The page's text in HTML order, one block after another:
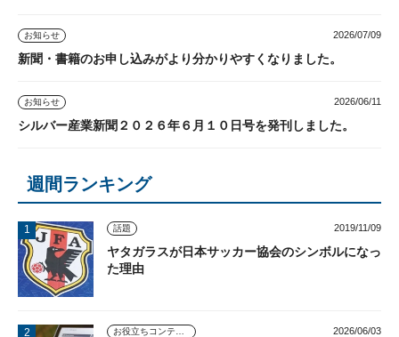
お知らせ 2026/07/09
新聞・書籍のお申し込みがより分かりやすくなりました。
お知らせ 2026/06/11
シルバー産業新聞２０２６年６月１０日号を発刊しました。
週間ランキング
話題 2019/11/09
ヤタガラスが日本サッカー協会のシンボルになっ
た理由
2026/06/03